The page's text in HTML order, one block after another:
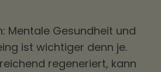
Mentale Gesundheit und
ist wichtiger denn je.
regeneriert, kann